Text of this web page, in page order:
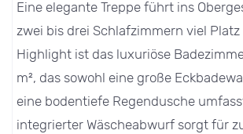
Eine elegante Treppe führt ins
zwei bis drei Schlafzimmern viel
Highlight ist das luxuriöse
m², das sowohl eine große
eine bodentiefe Regendusche
integrierter Wäscheabwurf sorgt für